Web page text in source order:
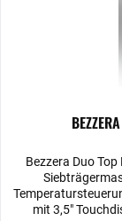
Bezzera Duo
mit 3,5"